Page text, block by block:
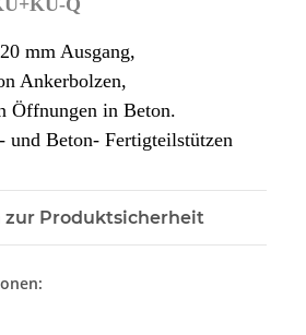
Q
mm Ausgang,
Ankerbolzen,
Öffnungen in Beton.
und Beton- Fertigteilstützen
zur Produktsicherheit